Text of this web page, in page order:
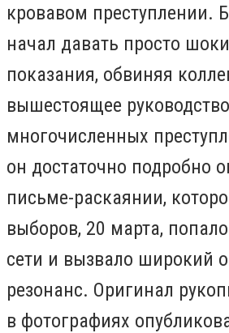
кровавом преступлении.
начал давать просто
показания, обвиняя
вышестоящее
многочисленных
он достаточно подробно
письме-раскаянии,
выборов, 20 марта,
сети и вызвало широкий
резонанс. Оригинал
в фотографиях